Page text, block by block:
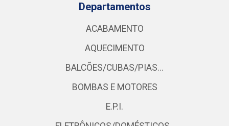
Departamentos
ACABAMENTO
AQUECIMENTO
BALCÕES/CUBAS/PIAS...
BOMBAS E MOTORES
E.P.I.